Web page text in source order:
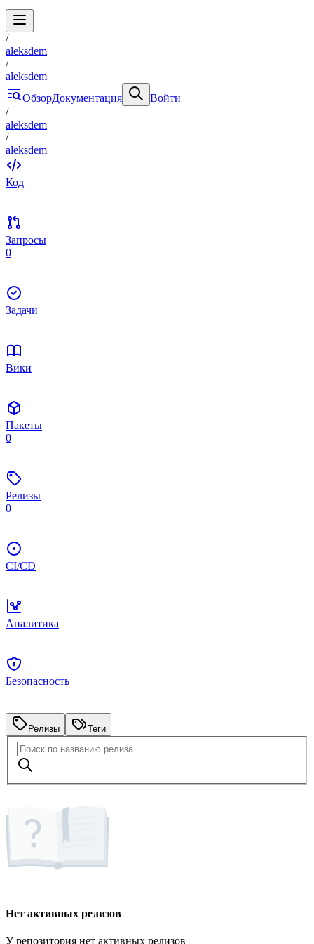
/
aleksdem
/
aleksdem
ОбзорДокументация
Войти
/
aleksdem
/
aleksdem
Код
Запросы
0
Задачи
Вики
Пакеты
0
Релизы
0
CI/CD
Аналитика
Безопасность
Релизы Теги
Нет активных релизов
У репозитория нет активных релизов